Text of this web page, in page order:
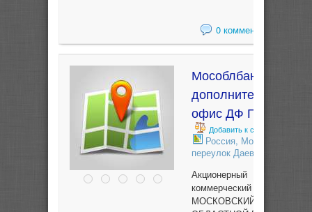
0 комментариев
Мособлбанк
дополнительный
офис ДФ Плаза
Добавить к сравнению
Россия, Москва,
переулок Даев, 20
Акционерный
коммерческий банк
МОСКОВСКИЙ